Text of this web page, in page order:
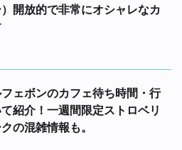
開放的で非常にオシャレなカ
ェボンのカフェ待ち時間・行
紹介！一週間限定ストロベリ
の混雑情報も。